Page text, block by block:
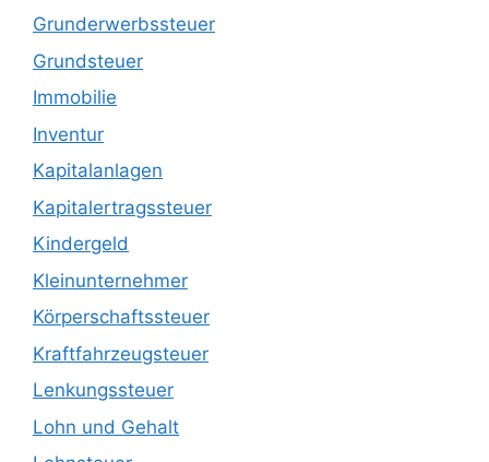
Grunderwerbssteuer
Grundsteuer
Immobilie
Inventur
Kapitalanlagen
Kapitalertragssteuer
Kindergeld
Kleinunternehmer
Körperschaftssteuer
Kraftfahrzeugsteuer
Lenkungssteuer
Lohn und Gehalt